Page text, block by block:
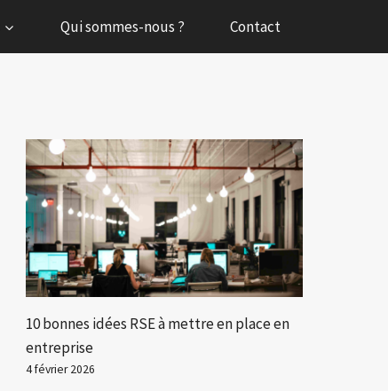
Qui sommes-nous ? Contact
10 bonnes idées RSE à mettre en place en
entreprise
4 février 2026